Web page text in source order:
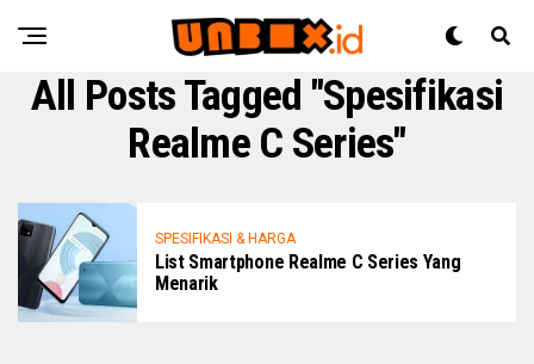
All Posts Tagged "Spesifikasi
Realme C Series"
SPESIFIKASI & HARGA
List Smartphone Realme C Series Yang
Menarik